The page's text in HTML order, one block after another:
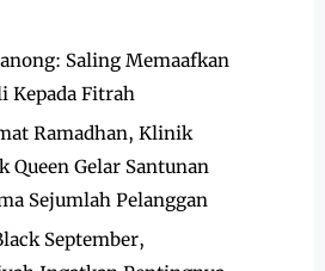
Saling Memaafkan
Kepada Fitrah
Ramadhan, Klinik
Queen Gelar Santunan
Sejumlah Pelanggan
September,